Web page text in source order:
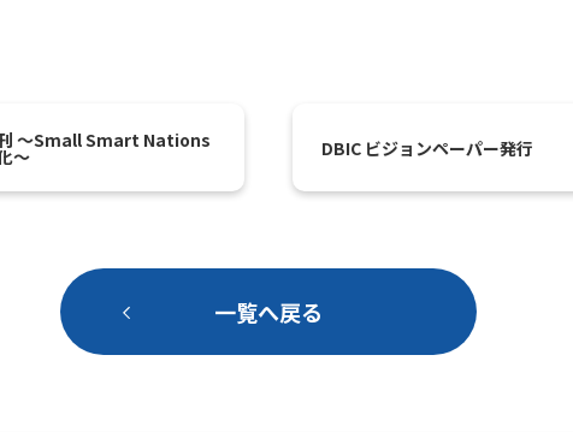
刊 ～Small Smart Nations
～ DBIC ビジョンペーパー発行
一覧へ戻る